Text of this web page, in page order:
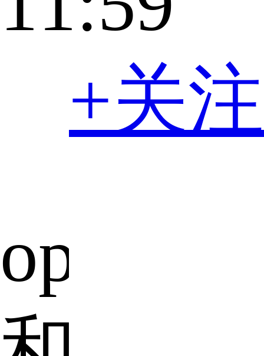
+关注
oppoa3